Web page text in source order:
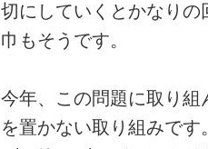
切にしていくとかなり
巾もそうです。
今年、この問題に取り
を置かない取り組みで